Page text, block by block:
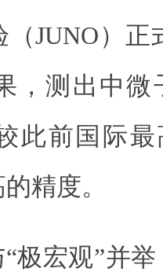
JUNO）正
，测出中微
此前国际
精度。
极宏观”并